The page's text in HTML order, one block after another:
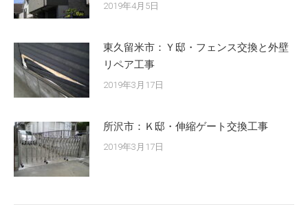
2019年4月5日
東久留米市：Ｙ邸・フェンス交換と外壁
リペア工事
2019年3月17日
所沢市：Ｋ邸・伸縮ゲート交換工事
2019年3月17日